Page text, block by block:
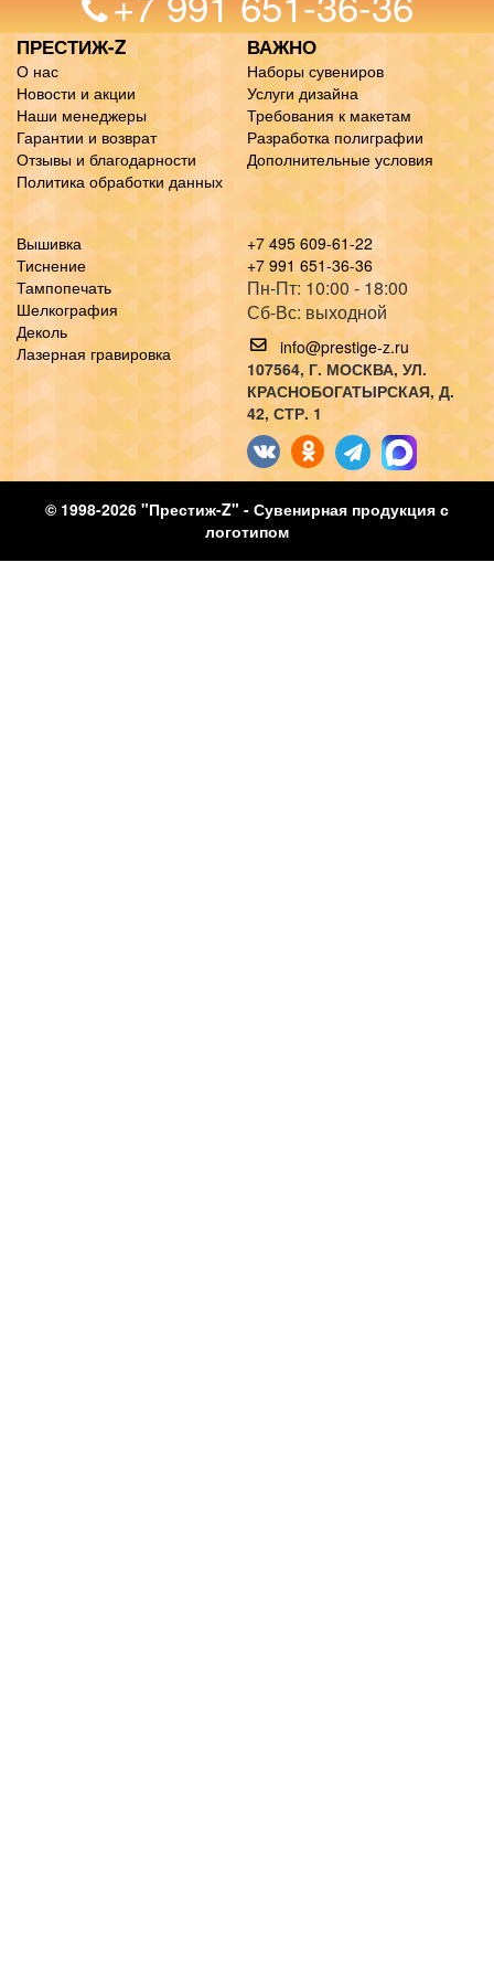
ПРЕСТИЖ-Z
О нас
Новости и акции
Наши менеджеры
Гарантии и возврат
Отзывы и благодарности
Политика обработки данных
ВАЖНО
Наборы сувениров
Услуги дизайна
Требования к макетам
Разработка полиграфии
Дополнительные условия
Вышивка
Тиснение
Тампопечать
Шелкография
Деколь
Лазерная гравировка
+7 495 609-61-22
+7 991 651-36-36
Пн-Пт: 10:00 - 18:00
Сб-Вс: выходной
info@prestige-z.ru
107564, Г. МОСКВА, УЛ.
КРАСНОБОГАТЫРСКАЯ, Д.
42, СТР. 1
© 1998-2026 "Престиж-Z" - Сувенирная продукция с
логотипом